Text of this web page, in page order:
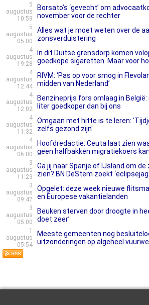
5
augustus
10:59
Borsato’s ‘gevecht’ om
november voor de rechter
5
augustus
05:00
Alles wat je moet weten over de
zonsverduistering
4
augustus
19:28
In dit Duitse grensdorp komen
goedkope sigaretten. Maar voor
4
augustus
12:44
RIVM: ‘Pas op voor smog in
midden van Nederland’
4
augustus
12:02
Benzineprijs fors omlaag in
liter goedkoper dan bij ons
4
augustus
11:32
Omgaan met hitte is te leren:
zelfs gezond zijn'
4
augustus
06:00
Hoofdredactie: Ceuta laat zien
geen halfbakken migratiekoers
3
augustus
11:23
Ga jij naar Spanje of IJsland om
zien? BN DeStem zoekt
3
augustus
09:47
Opgelet: deze week nieuwe
en Europese vakantielanden
3
augustus
05:00
Beuken sterven door droogte in
doet zeer’
1
augustus
05:54
Meeste gemeenten nog
uitzonderingen op algeheel